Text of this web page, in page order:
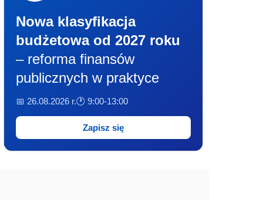
Nowa klasyfikacja
budżetowa od 2027 roku
– reforma finansów
publicznych w praktyce
📅 26.08.2026 r.🕐 9:00-13:00
Zapisz się